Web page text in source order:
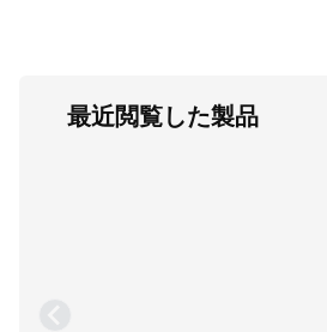
最近閲覧した製品